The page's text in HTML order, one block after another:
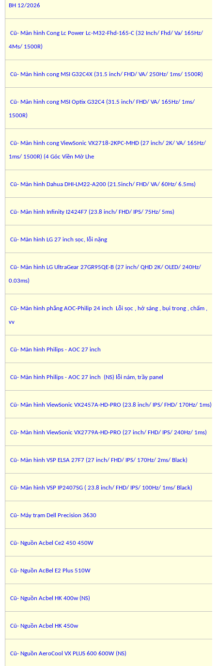
BH 12/2026
Cũ- Màn hình Cong Lc Power Lc-M32-Fhd-165-C (32 Inch/ Fhd/ Va/ 165Hz/
4Ms/ 1500R)
Cũ- Màn hình cong MSI G32C4X (31.5 inch/ FHD/ VA/ 250Hz/ 1ms/ 1500R)
Cũ- Màn hình cong MSI Optix G32C4 (31.5 inch/ FHD/ VA/ 165Hz/ 1ms/
1500R)
Cũ- Màn hình cong ViewSonic VX2718-2KPC-MHD (27 inch/ 2K/ VA/ 165Hz/
1ms/ 1500R) (4 Góc Viền Mờ Lhe
Cũ- Màn hình Dahua DHI-LM22-A200 (21.5inch/ FHD/ VA/ 60Hz/ 6.5ms)
Cũ- Màn hình Infinity I2424F7 (23.8 inch/ FHD/ IPS/ 75Hz/ 5ms)
Cũ- Màn hình LG 27 inch sọc, lỗi nặng
Cũ- Màn hình LG UltraGear 27GR95QE-B (27 inch/ QHD 2K/ OLED/ 240Hz/
0.03ms)
Cũ- Màn hình phẳng AOC-Philip 24 inch Lỗi sọc , hở sáng , bụi trong , chấm ,
vv
Cũ- Màn hình Philips - AOC 27 inch
Cũ- Màn hình Philips - AOC 27 inch (NS) lỗi nám, trầy panel
Cũ- Màn hình ViewSonic VX2457A-HD-PRO (23.8 inch/ IPS/ FHD/ 170Hz/ 1ms)
Cũ- Màn hình ViewSonic VX2779A-HD-PRO (27 inch/ FHD/ IPS/ 240Hz/ 1ms)
Cũ- Màn hình VSP ELSA 27F7 (27 inch/ FHD/ IPS/ 170Hz/ 2ms/ Black)
Cũ- Màn hình VSP IP2407SG ( 23.8 inch/ FHD/ IPS/ 100Hz/ 1ms/ Black)
Cũ- Máy trạm Dell Precision 3630
Cũ- Nguồn Acbel Ce2 450 450W
Cũ- Nguồn AcBel E2 Plus 510W
Cũ- Nguồn Acbel HK 400w (NS)
Cũ- Nguồn Acbel HK 450w
Cũ- Nguồn AeroCool VX PLUS 600 600W (NS)